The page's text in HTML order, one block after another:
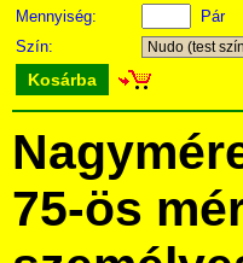
Mennyiség:
Pár
Szín:
Kosárba
75-ös